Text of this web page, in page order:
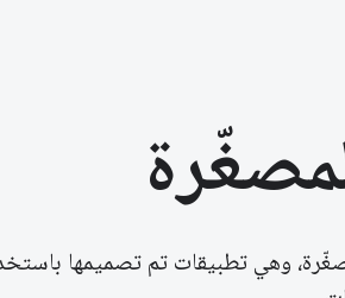
وهي تطبيقات تم تصميمها